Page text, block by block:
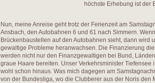
höchste Erhebung ist der
Nun, meine Anreise geht trotz der Ferienzeit am
Ansbach, den Autobahnen 6 und 61 nach Simmern.
Brückenbaustellen auf den Autobahnen sieht, dann wird
gewaltige Probleme heranwachsen. Die Finanzierung
werden nicht nur den Finanzgewaltigen bei Bund,
graue Haare bereiten. Unser Verkehrsminister
wohl schon hinaus. Was mich dagegen am
von der Bundesliga, wo die Clubberer aus der Noris den